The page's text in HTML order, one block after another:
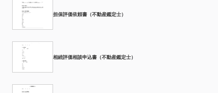
担保評価依頼書（不動産鑑定士）
相続評価相談申込書（不動産鑑定士）